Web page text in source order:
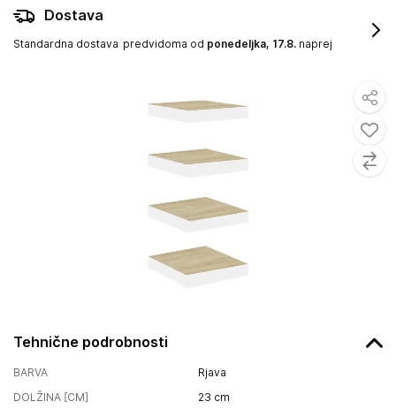
Tehnične podrobnosti
BARVA
Rjava
DOLŽINA [CM]
23 cm
Dostava
Standardna dostava predvidoma od ponedeljka, 17.8. naprej